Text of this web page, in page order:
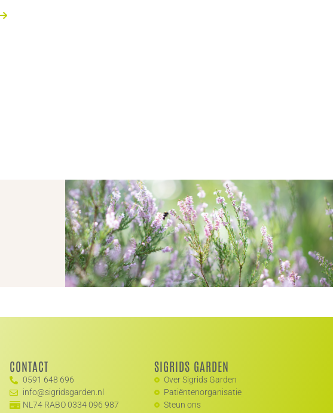
CONTACT
0591 648 696
info@sigridsgarden.nl
NL74 RABO 0334 096 987
SIGRIDS GARDEN
Over Sigrids Garden
Patiëntenorganisatie
Steun ons